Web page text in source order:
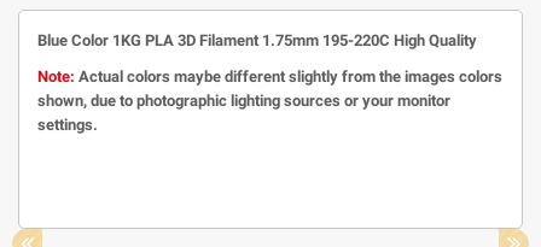
Blue Color 1KG PLA 3D Filament 1.75mm 195-220C High Quality
Note: Actual colors maybe different slightly from the images colors
shown, due to photographic lighting sources or your monitor
settings.